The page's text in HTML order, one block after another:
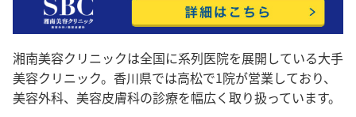
湘南美容クリニックは全国に系列医院を展開している大手
美容クリニック。香川県では高松で1院が営業しており、
美容外科、美容皮膚科の診療を幅広く取り扱っています。